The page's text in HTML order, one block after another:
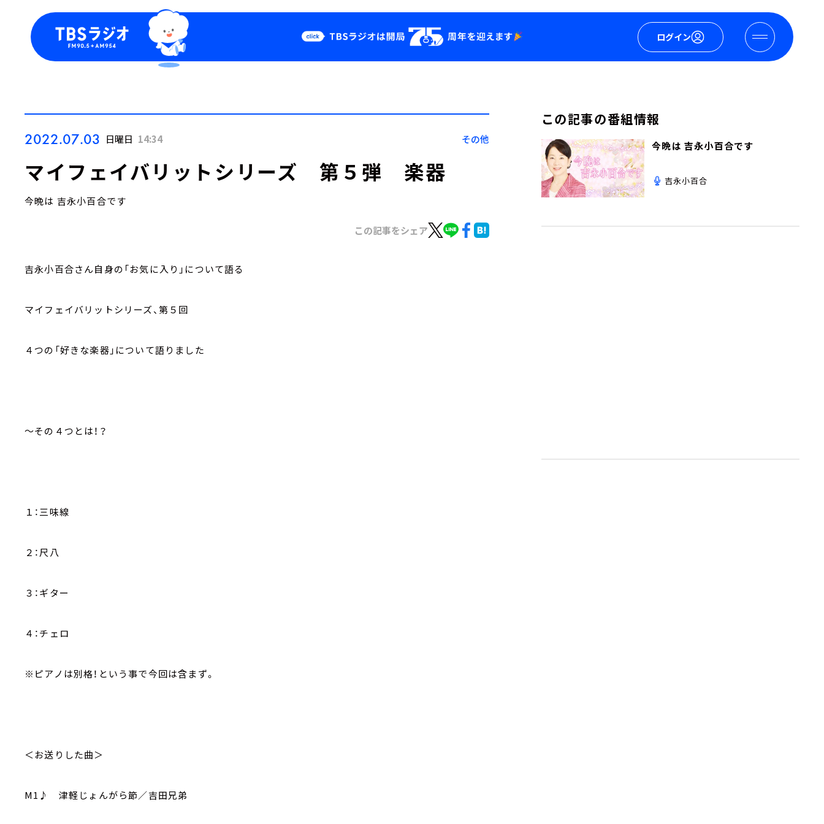
ログイン
Podcast
YouTube
2022.07.03 日曜日 14:34 その他
マイフェイバリットシリーズ 第５弾 楽器
今晩は 吉永小百合です
この記事をシェア
吉永小百合さん自身の「お気に入り」について語る
マイフェイバリットシリーズ、第５回
４つの「好きな楽器」について語りました
～その４つとは！？
１：三味線
２：尺八
３：ギター
４：チェロ
※ピアノは別格！という事で今回は含まず。
＜お送りした曲＞
M1♪ 津軽じょんがら節／吉田兄弟
この記事の番組情報
今晩は 吉永小百合です
吉永小百合